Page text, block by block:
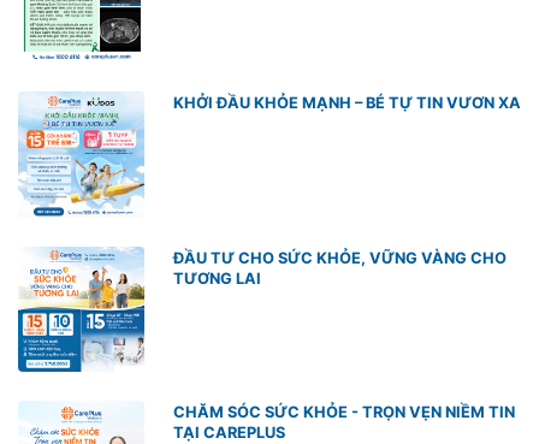
KHỞI ĐẦU KHỎE MẠNH – BÉ TỰ TIN VƯƠN XA
ĐẦU TƯ CHO SỨC KHỎE, VỮNG VÀNG CHO
TƯƠNG LAI
CHĂM SÓC SỨC KHỎE - TRỌN VẸN NIỀM TIN
TẠI CAREPLUS